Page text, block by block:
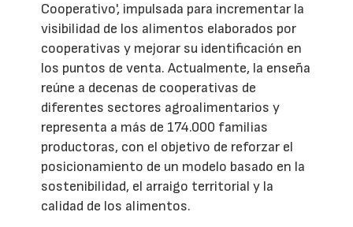
Cooperativo', impulsada para incrementar la
visibilidad de los alimentos elaborados por
cooperativas y mejorar su identificación en
los puntos de venta. Actualmente, la enseña
reúne a decenas de cooperativas de
diferentes sectores agroalimentarios y
representa a más de 174.000 familias
productoras, con el objetivo de reforzar el
posicionamiento de un modelo basado en la
sostenibilidad, el arraigo territorial y la
calidad de los alimentos.